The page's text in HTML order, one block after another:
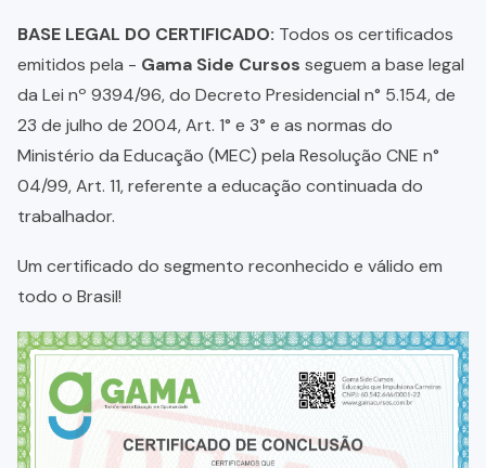
BASE LEGAL DO CERTIFICADO: Todos os certificados
emitidos pela - Gama Side Cursos seguem a base legal
da Lei nº 9394/96, do Decreto Presidencial n° 5.154, de
23 de julho de 2004, Art. 1° e 3° e as normas do
Ministério da Educação (MEC) pela Resolução CNE n°
04/99, Art. 11, referente a educação continuada do
trabalhador.
Um certificado do segmento reconhecido e válido em
todo o Brasil!